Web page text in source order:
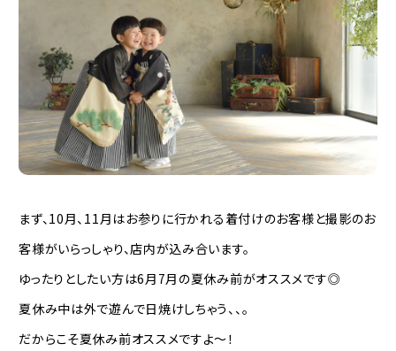
まず、10月、11月はお参りに行かれる着付けのお客様と撮影のお
客様がいらっしゃり、店内が込み合います。
ゆったりとしたい方は6月7月の夏休み前がオススメです◎
夏休み中は外で遊んで日焼けしちゃう、、。
だからこそ夏休み前オススメですよ〜！